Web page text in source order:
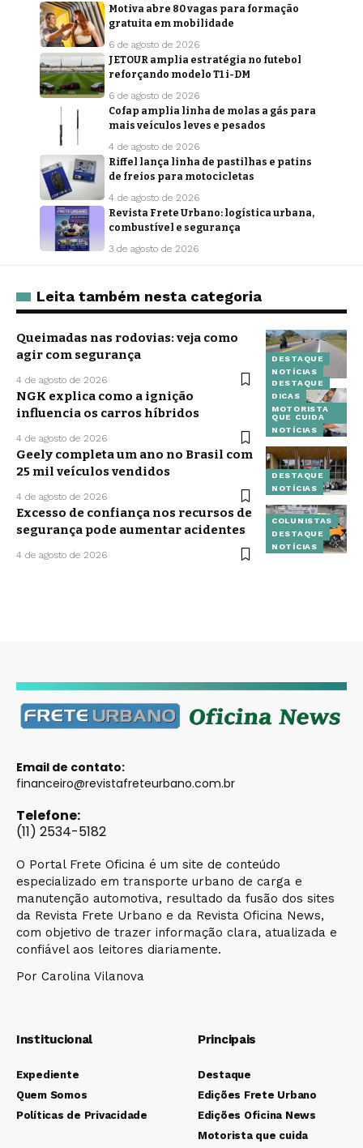
Motiva abre 80 vagas para formação
gratuita em mobilidade
6 de agosto de 2026
JETOUR amplia estratégia no futebol
reforçando modelo T1 i-DM
6 de agosto de 2026
Cofap amplia linha de molas a gás para
mais veículos leves e pesados
4 de agosto de 2026
Riffel lança linha de pastilhas e patins
de freios para motocicletas
4 de agosto de 2026
Revista Frete Urbano: logística urbana,
combustível e segurança
3 de agosto de 2026
Leita também nesta categoria
DESTAQUE
NOTÍCIAS
Queimadas nas rodovias: veja como
agir com segurança
4 de agosto de 2026
DESTAQUE
DICAS
MOTORISTA
QUE CUIDA
NOTÍCIAS
NGK explica como a ignição
influencia os carros híbridos
4 de agosto de 2026
DESTAQUE
NOTÍCIAS
Geely completa um ano no Brasil com
25 mil veículos vendidos
4 de agosto de 2026
COLUNISTAS
DESTAQUE
NOTÍCIAS
Excesso de confiança nos recursos de
segurança pode aumentar acidentes
4 de agosto de 2026
Email de contato:
financeiro@revistafreteurbano.com.br
Telefone:
(11) 2534-5182
O Portal Frete Oficina é um site de conteúdo
especializado em transporte urbano de carga e
manutenção automotiva, resultado da fusão dos sites
da Revista Frete Urbano e da Revista Oficina News,
com objetivo de trazer informação clara, atualizada e
confiável aos leitores diariamente.
Por Carolina Vilanova
Institucional
Expediente
Quem Somos
Políticas de Privacidade
Principais
Destaque
Edições Frete Urbano
Edições Oficina News
Motorista que cuida